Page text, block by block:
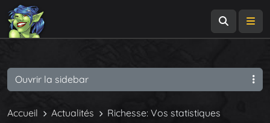
Accueil Actualités Richesse: Vos statistiques
Ouvrir la sidebar